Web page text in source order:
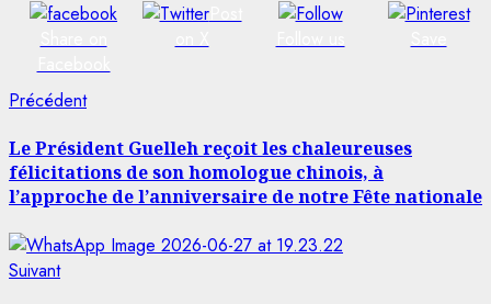
Post
Navigation
d’article
PrécédentArticle
Le Président Guelleh reçoit les chaleureuses
félicitations de son homologue chinois, à
l’approche de l’anniversaire de notre Fête nationale
SuivantArticle